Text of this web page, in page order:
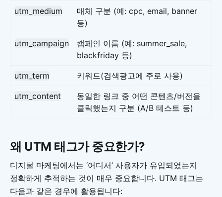
utm_medium
매체 구분 (예: cpc, email, banner
등)
utm_campaign
캠페인 이름 (예: summer_sale,
blackfriday 등)
utm_term 키워드(검색광고에 주로 사용)
utm_content
동일한 링크 중 어떤 콘텐츠/버전을
클릭했는지 구분 (A/B 테스트 등)
왜 UTM 태그가 중요한가?
디지털 마케팅에서는 ‘어디서’ 사용자가 유입되었는지
정확하게 추적하는 것이 매우 중요합니다. UTM 태그는
다음과 같은 경우에 활용됩니다: